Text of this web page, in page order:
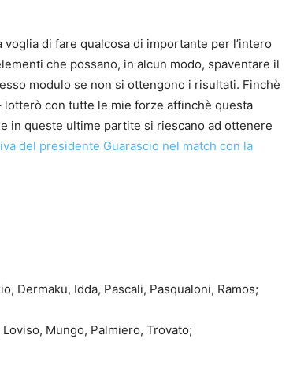
di fare qualcosa di importante per l’intero
che possano, in alcun modo, spaventare il
modulo se non si ottengono i risultati. Finchè
lotterò con tutte le mie forze affinchè questa
in queste ultime partite si riescano ad ottenere
del presidente Guarascio nel match con la
Dermaku, Idda, Pascali, Pasqualoni, Ramos;
Mungo, Palmiero, Trovato;